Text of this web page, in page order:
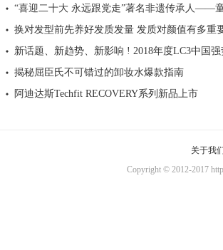
“喜迎二十大 永远跟党走”著名非遗传承人——
换对发型前先养好发质发量 发质对颜值有多重
新话题、新趋势、新影响 ! 2018年度LC3中国强
揭秘屈臣氏不可错过的卸妆水爆款指南
阿迪达斯Techfit RECOVERY系列新品上市
关于我
Copyright © 2012-2017